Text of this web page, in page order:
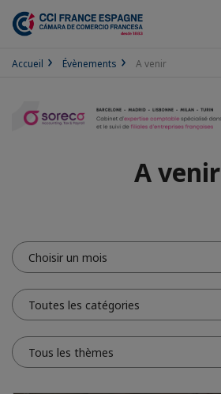
Accueil Évènements A venir
A venir
Choisir un mois
Toutes les catégories
Tous les thèmes